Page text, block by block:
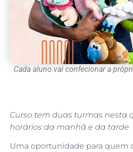
Cada aluno vai confecionar a
Curso tem duas turmas nesta
horários da manhã e da tarde
Uma oportunidade para quem